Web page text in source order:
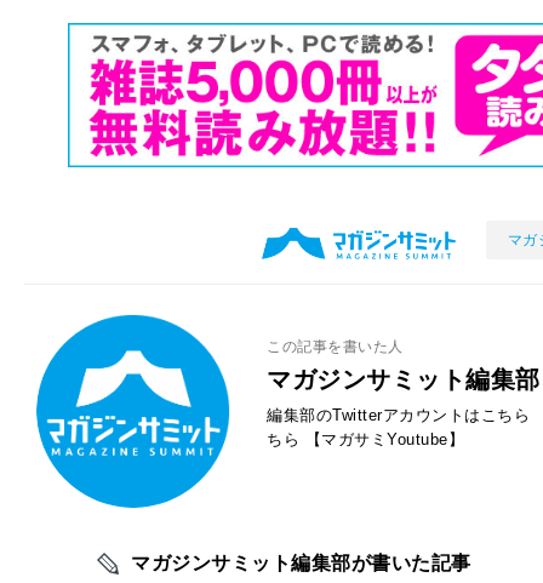
マガ
この記事を書いた人
マガジンサミット編集部
編集部のTwitterアカウントはこちら
ちら
【マガサミYoutube】
マガジンサミット編集部が書いた記事